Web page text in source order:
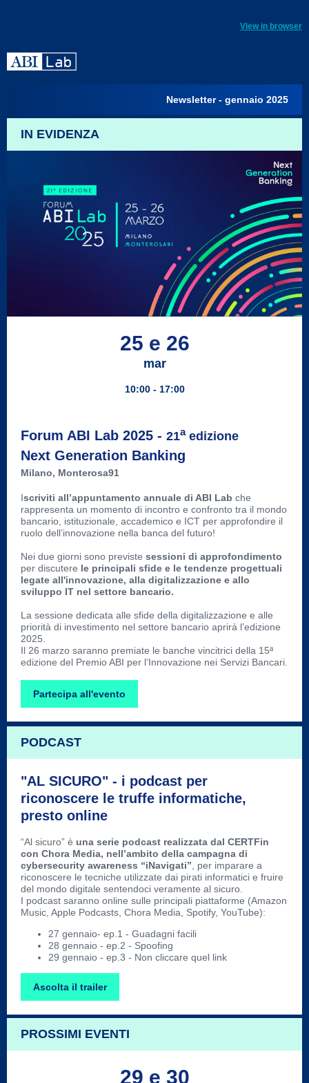
View in browser
Newsletter - gennaio 2025
IN EVIDENZA
25 e 26
mar
10:00 - 17:00
Forum ABI Lab 2025 - 21aedizione
Next Generation Banking
Milano, Monterosa91
Iscriviti all’appuntamento annuale di ABI Lab che
rappresenta un momento di incontro e confronto tra il mondo
bancario, istituzionale, accademico e ICT per approfondire il
ruolo dell’innovazione nella banca del futuro!
Nei due giorni sono previste sessioni di approfondimento
per discutere le principali sfide e le tendenze progettuali
legate all'innovazione, alla digitalizzazione e allo
sviluppo IT nel settore bancario.
La sessione dedicata alle sfide della digitalizzazione e alle
priorità di investimento nel settore bancario aprirà l’edizione
2025.
Il 26 marzo saranno premiate le banche vincitrici della 15ª
edizione del Premio ABI per l’Innovazione nei Servizi Bancari.
Partecipa all'evento
PODCAST
"AL SICURO" - i podcast per
riconoscere le truffe informatiche,
presto online
“Al sicuro” è una serie podcast realizzata dal CERTFin
con Chora Media, nell’ambito della campagna di
cybersecurity awareness “iNavigati” , per imparare a
riconoscere le tecniche utilizzate dai pirati informatici e fruire
del mondo digitale sentendoci veramente al sicuro.
I podcast saranno online sulle principali piattaforme (Amazon
Music, Apple Podcasts, Chora Media, Spotify, YouTube):
27 gennaio- ep.1 - Guadagni facili
28 gennaio - ep.2 - Spoofing
29 gennaio - ep.3 - Non cliccare quel link
Ascolta il trailer
PROSSIMI EVENTI
29 e 30